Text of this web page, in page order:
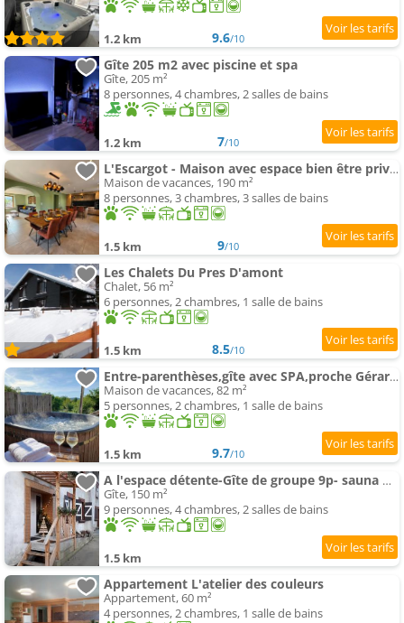
1.2 km 9.6/10
Gîte 205 m2 avec piscine et spa
Gîte, 205 m²
8 personnes, 4 chambres, 2 salles de bains
1.2 km 7/10
L'Escargot - Maison avec espace bien être privatif
Maison de vacances, 190 m²
8 personnes, 3 chambres, 3 salles de bains
1.5 km 9/10
Les Chalets Du Pres D'amont
Chalet, 56 m²
6 personnes, 2 chambres, 1 salle de bains
1.5 km 8.5/10
Entre-parenthèses,gîte avec SPA,proche Gérardmer et La bresse
Maison de vacances, 82 m²
5 personnes, 2 chambres, 1 salle de bains
1.5 km 9.7/10
A l'espace détente-Gîte de groupe 9p- sauna & bain nordique-proche la Bresse et Gérardmer
Gîte, 150 m²
9 personnes, 4 chambres, 2 salles de bains
1.5 km
Appartement L'atelier des couleurs
Appartement, 60 m²
4 personnes, 2 chambres, 1 salle de bains